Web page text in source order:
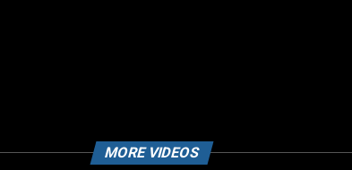
MORE VIDEOS